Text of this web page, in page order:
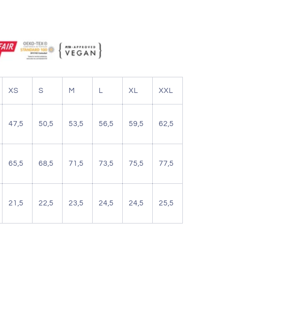
XS S M L XL XXL
47,5 50,5 53,5 56,5 59,5 62,5
65,5 68,5 71,5 73,5 75,5 77,5
21,5 22,5 23,5 24,5 24,5 25,5